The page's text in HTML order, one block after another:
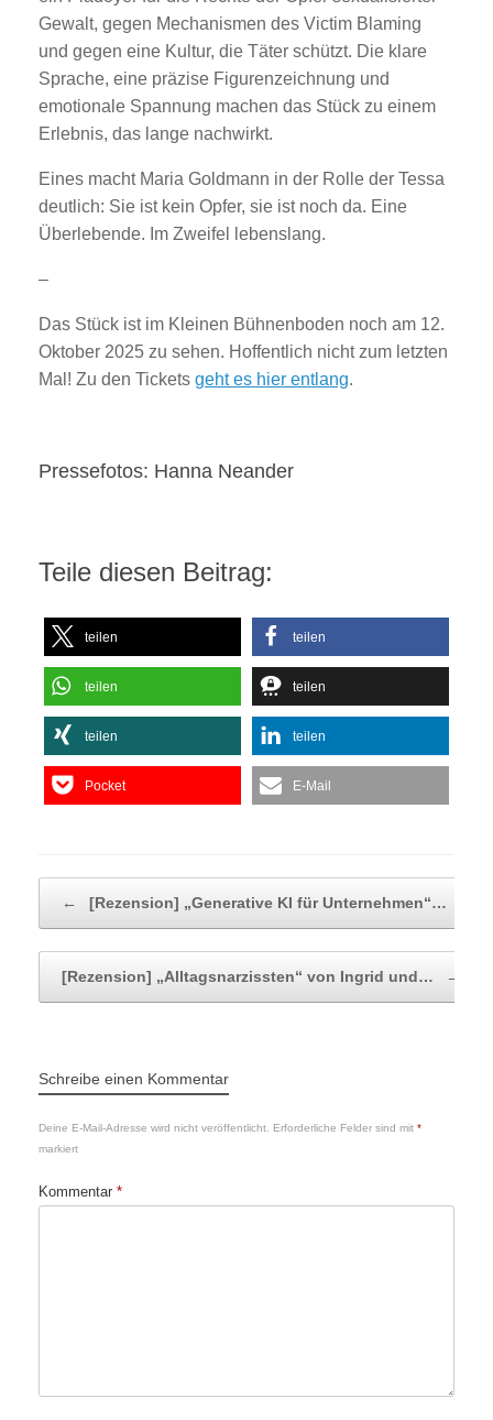
Gewalt, gegen Mechanismen des Victim Blaming
und gegen eine Kultur, die Täter schützt. Die klare
Sprache, eine präzise Figurenzeichnung und
emotionale Spannung machen das Stück zu einem
Erlebnis, das lange nachwirkt.
Eines macht Maria Goldmann in der Rolle der Tessa
deutlich: Sie ist kein Opfer, sie ist noch da. Eine
Überlebende. Im Zweifel lebenslang.
–
Das Stück ist im Kleinen Bühnenboden noch am 12.
Oktober 2025 zu sehen. Hoffentlich nicht zum letzten
Mal! Zu den Tickets geht es hier entlang.
Pressefotos: Hanna Neander
Teile diesen Beitrag:
teilen teilen
teilen teilen
teilen teilen
Pocket E-Mail
← [Rezension] „Generative KI für Unternehmen“…
[Rezension] „Alltagsnarzissten“ von Ingrid und… →
Schreibe einen Kommentar
Deine E-Mail-Adresse wird nicht veröffentlicht. Erforderliche Felder sind mit *
markiert
Kommentar *